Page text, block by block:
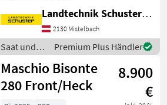
Seitenverschub, Walzen,
Freilauf im Getriebe
Mulchgerät in 2, 80m
Arbeitsbreite für Schlepper
bis 140 PS mit hydr
Landtechnik Schuster Niederlassung Mistelbach
2130 Mistelbach
Saat und
Pflege /
Maschio
Premium Plus Händler
Maschio Bisonte
280 Front/Heck
8.900
€